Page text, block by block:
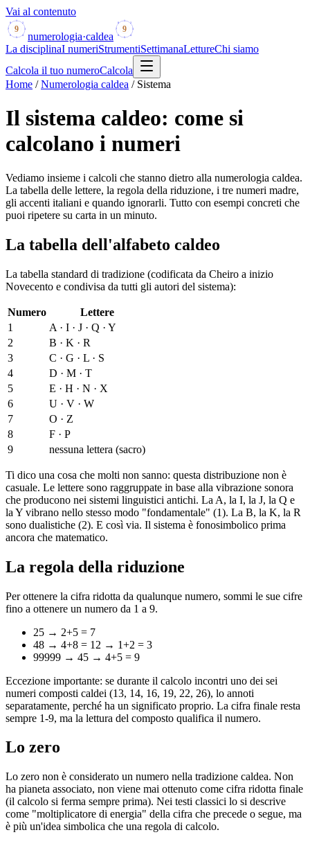
Vai al contenuto
9
1
2
3
4
5
6
7
8
numerologia·caldea
9
1
2
3
4
5
6
7
8
La disciplinaI numeriStrumentiSettimanaLettureChi siamo
Calcola il tuo numeroCalcola
Home /Numerologia caldea / Sistema
Il sistema caldeo: come si
calcolano i numeri
Vediamo insieme i calcoli che stanno dietro alla numerologia caldea.
La tabella delle lettere, la regola della riduzione, i tre numeri madre,
gli accenti italiani e quando ignorarli. Tutto con esempi concreti che
puoi ripetere su carta in un minuto.
La tabella dell'alfabeto caldeo
La tabella standard di tradizione (codificata da Cheiro a inizio
Novecento e condivisa da tutti gli autori del sistema):
Numero
Lettere
1
A · I · J · Q · Y
2
B · K · R
3
C · G · L · S
4
D · M · T
5
E · H · N · X
6
U · V · W
7
O · Z
8
F · P
9
nessuna lettera (sacro)
Ti dico una cosa che molti non sanno: questa distribuzione non è
casuale. Le lettere sono raggruppate in base alla vibrazione sonora
che producono nei sistemi linguistici antichi. La A, la I, la J, la Q e
la Y vibrano nello stesso modo "fondamentale" (1). La B, la K, la R
sono dualistiche (2). E così via. Il sistema è fonosimbolico prima
ancora che matematico.
La regola della riduzione
Per ottenere la cifra ridotta da qualunque numero, sommi le sue cifre
fino a ottenere un numero da 1 a 9.
25 → 2+5 = 7
48 → 4+8 = 12 → 1+2 = 3
99999 → 45 → 4+5 = 9
Eccezione importante: se durante il calcolo incontri uno dei sei
numeri composti caldei (13, 14, 16, 19, 22, 26), lo annoti
separatamente, perché ha un significato proprio. La cifra finale resta
sempre 1-9, ma la lettura del composto qualifica il numero.
Lo zero
Lo zero non è considerato un numero nella tradizione caldea. Non
ha pianeta associato, non viene mai ottenuto come cifra ridotta finale
(il calcolo si ferma sempre prima). Nei testi classici lo si descrive
come "moltiplicatore di energia" della cifra che precede o segue, ma
è più un'idea simbolica che una regola di calcolo.